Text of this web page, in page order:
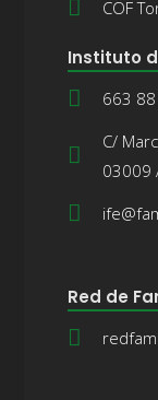
COF
Instituto
663
C/
03009
Red de